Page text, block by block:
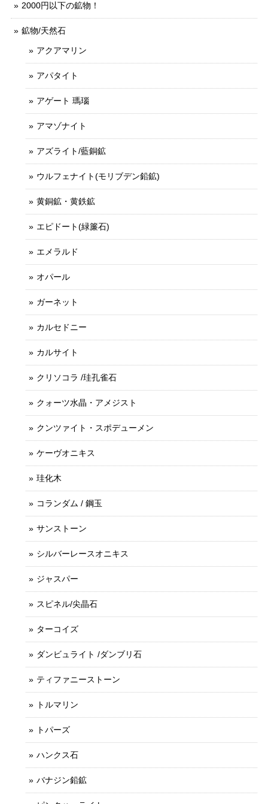
2000円以下の鉱物！
鉱物/天然石
アクアマリン
アパタイト
アゲート 瑪瑙
アマゾナイト
アズライト/藍銅鉱
ウルフェナイト(モリブデン鉛鉱)
黄銅鉱・黄鉄鉱
エピドート(緑簾石)
エメラルド
オパール
ガーネット
カルセドニー
カルサイト
クリソコラ /珪孔雀石
クォーツ水晶・アメジスト
クンツァイト・スポデューメン
ケーヴオニキス
珪化木
コランダム / 鋼玉
サンストーン
シルバーレースオニキス
ジャスパー
スピネル/尖晶石
ターコイズ
ダンビュライト /ダンブリ石
ティファニーストーン
トルマリン
トパーズ
ハンクス石
バナジン鉛鉱